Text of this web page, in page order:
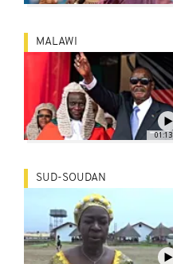
01:13
MALAWI
SUD-SOUDAN